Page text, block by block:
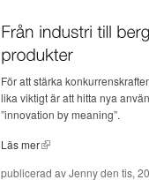
För att stärka
lika viktigt är att hitta nya
”innovation by meaning”.
Läs mer
publicerad avJennyden tis,